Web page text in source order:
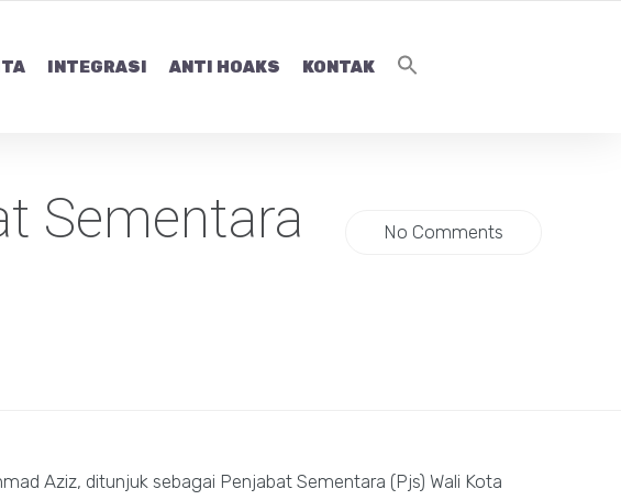
INTEGRASI ANTI HOAKS KONTAK
Sementara
No Comments
Aziz, ditunjuk sebagai Penjabat Sementara (Pjs) Wali Kota